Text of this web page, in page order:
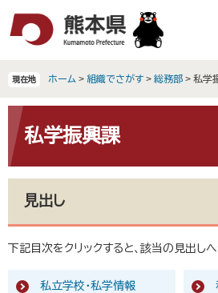
で
ば
文
現在地 ホーム > 組織でさがす > 総務部 > 私学
文 私学振興課
見出し
下記目次をクリックすると、該当の見出しへ
私立学校・私学情報